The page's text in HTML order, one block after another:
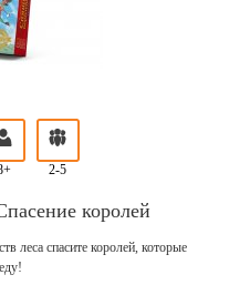
2-5
королей
леса спасите королей, которые